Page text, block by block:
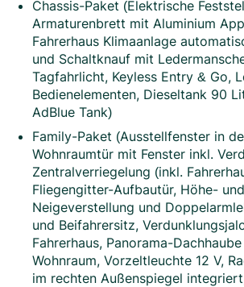
Chassis-Paket (Elektrische
Armaturenbrett mit Aluminium
Fahrerhaus Klimaanlage
und Schaltknauf mit
Tagfahrlicht, Keyless Entry & Go,
Bedienelementen, Dieseltank 90
AdBlue Tank)
Family-Paket (Ausstellfenster in
Wohnraumtür mit Fenster inkl.
Zentralverriegelung (inkl.
Fliegengitter-Aufbautür, Höhe- und
Neigeverstellung und
und Beifahrersitz,
Fahrerhaus, Panorama-
Wohnraum, Vorzeltleuchte 12 V,
im rechten Außenspiegel